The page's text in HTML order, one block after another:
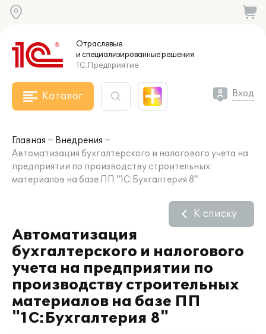
Отраслевые
и специализированныерешения
1С:Предприятие
Каталог Вход
Главная
Внедрения
Автоматизация бухгалтерского и налогового учета на
предприятии по производству строительных
материалов на базе ПП "1С:Бухгалтерия 8"
Автоматизация
бухгалтерского и налогового
учета на предприятии по
производству строительных
материалов на базе ПП
"1С:Бухгалтерия 8"
К списку